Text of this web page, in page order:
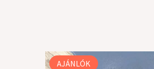
AJÁNLÓK